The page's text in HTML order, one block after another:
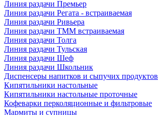
Линия раздачи Премьер
Линия раздачи Регата - встраиваемая
Линия раздачи Ривьера
Линия раздачи ТММ встраиваемая
Линия раздачи Толга
Линия раздачи Тульская
Линия раздачи Шеф
Линия раздачи Школьник
Диспенсеры напитков и сыпучих продуктов
Кипятильники настольные
Кипятильники настольные проточные
Кофеварки перколяционные и фильтровые
Мармиты и супницы